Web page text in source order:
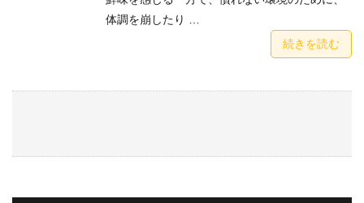
体調を崩したり …
続きを読む